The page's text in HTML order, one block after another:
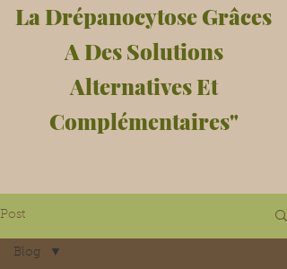
La Drépanocytose Grâces
A Des Solutions
Alternatives Et
Complémentaires"
Post
Blog